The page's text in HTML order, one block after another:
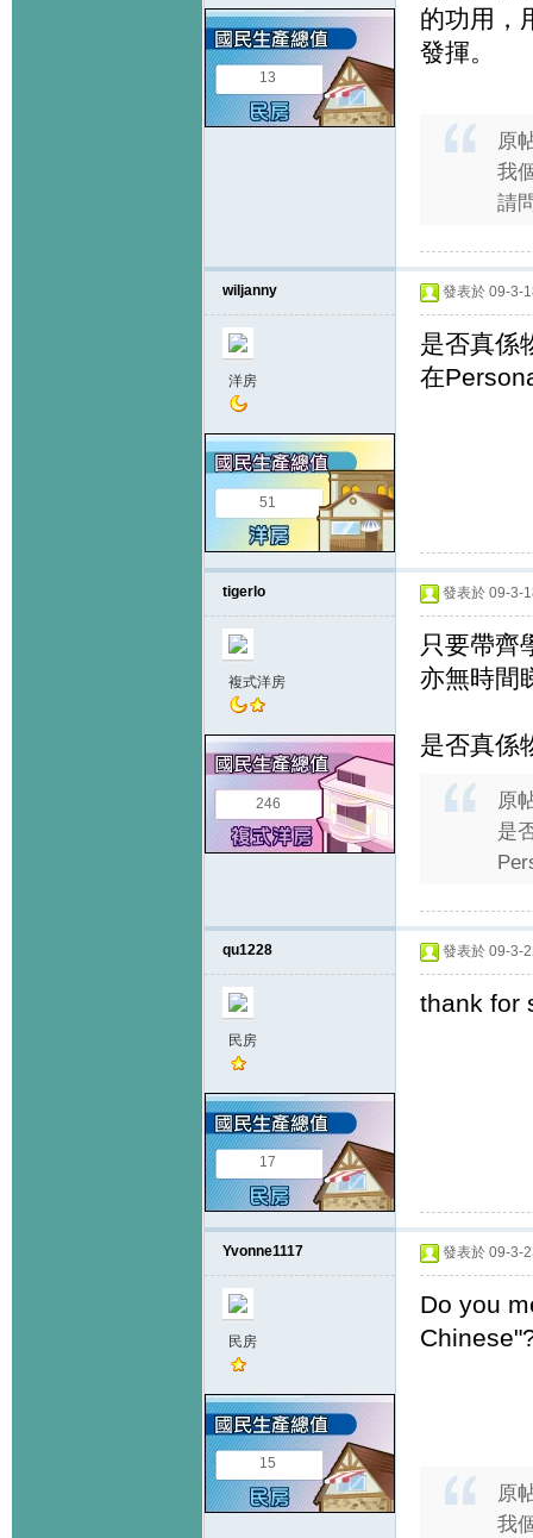
13
的功用，
發揮。
原
我
請
wiljanny
洋房
51
發表於 09-3-
是否真係
在
tigerlo
複式洋房
246
發表於 09-3-
只要帶齊
亦無時間
是否真係
原
是
qu1228
民房
17
發表於 09-3-
thank for
Yvonne1117
民房
15
發表於 09-3-
Do you
原
我